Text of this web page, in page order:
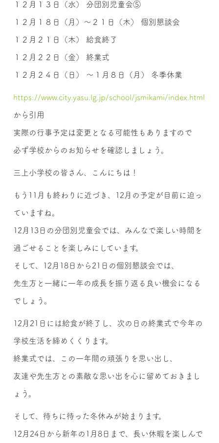
１２月１３日（水） 分団別児童会⑤
１２月１８日（月）～２１日（木） 個別懇談会
１２月２１日（木） 給食終了
１２月２２日（金） 終業式
１２月２４日（日） ～１月８日（月） 冬季休業
https://www.city.yasu.lg.jp/school/jsmikami/index.html
から引用
実際の行事予定は変更となる可能性もありますので
必ず学校からのお知らせを確認しましょう。
三上小学校の皆さん、こんにちは！
もう11月も終わりに近づき、12月の予定が目前に迫っ
ていますね。
12月13日の分団別児童会では、みんなで楽しい時間を
過ごせることを楽しみにしています。
そして、12月18日から21日の個別懇談会では、
先生方と一緒に一年の成長を振り返る良い機会になる
でしょう。
12月21日には給食が終了し、次の日の終業式で今年の
学校生活を締めくくります。
終業式では、この一年間の頑張りを思い出し、
友達や先生方との素敵な思い出を心に留めておきまし
ょう。
そして、待ちに待った冬休みが始まります。
12月24日から新年の1月8日まで、長い休暇を楽しんで